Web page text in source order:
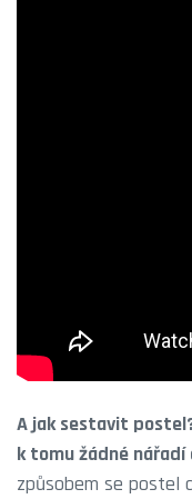
A jak sestavit
k tomu žádné
způsobem se postel